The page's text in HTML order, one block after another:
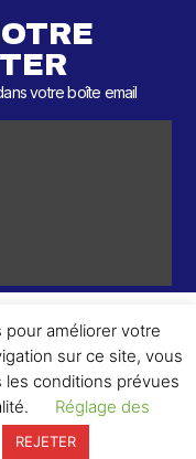
votre boîte email
réservés.
améliorer votre
sur ce site, vous
les conditions prévues
Réglage des
REJETER